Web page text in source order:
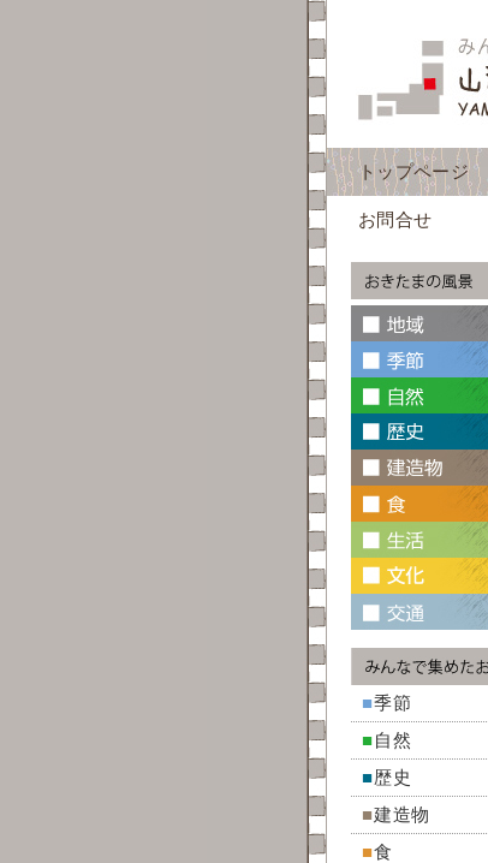
トップページ
お問合せ
■季節
■自然
■歴史
■建造物
■食